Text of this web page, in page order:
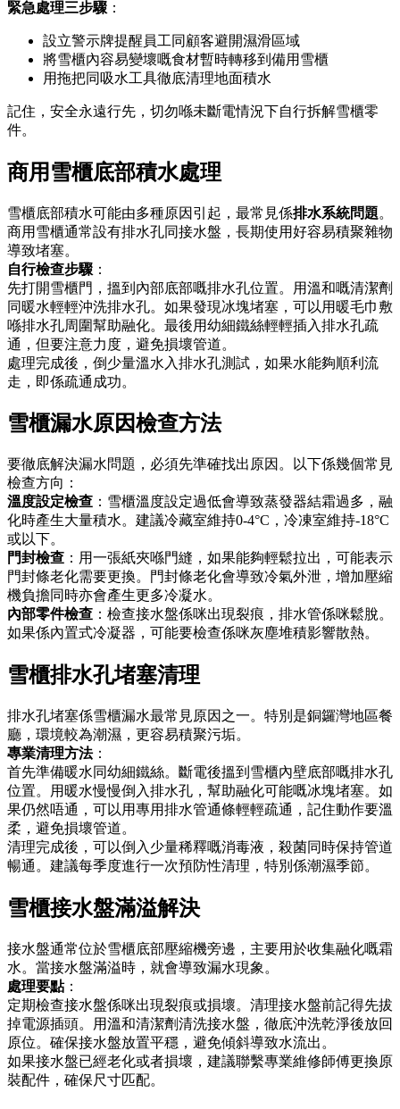
緊急處理三步驟 ：
設立警示牌提醒員工同顧客避開濕滑區域
將雪櫃內容易變壞嘅食材暫時轉移到備用雪櫃
用拖把同吸水工具徹底清理地面積水
記住，安全永遠行先，切勿喺未斷電情況下自行拆解雪櫃零
件。
商用雪櫃底部積水處理
雪櫃底部積水可能由多種原因引起，最常見係排水系統問題。
商用雪櫃通常設有排水孔同接水盤，長期使用好容易積聚雜物
導致堵塞。
自行檢查步驟 ：
先打開雪櫃門，搵到內部底部嘅排水孔位置。用溫和嘅清潔劑
同暖水輕輕沖洗排水孔。如果發現冰塊堵塞，可以用暖毛巾敷
喺排水孔周圍幫助融化。最後用幼細鐵絲輕輕插入排水孔疏
通，但要注意力度，避免損壞管道。
處理完成後，倒少量溫水入排水孔測試，如果水能夠順利流
走，即係疏通成功。
雪櫃漏水原因檢查方法
要徹底解決漏水問題，必須先準確找出原因。以下係幾個常見
檢查方向：
溫度設定檢查 ：雪櫃溫度設定過低會導致蒸發器結霜過多，融
化時產生大量積水。建議冷藏室維持0-4°C，冷凍室維持-18°C
或以下。
門封檢查 ：用一張紙夾喺門縫，如果能夠輕鬆拉出，可能表示
門封條老化需要更換。門封條老化會導致冷氣外泄，增加壓縮
機負擔同時亦會產生更多冷凝水。
內部零件檢查 ：檢查接水盤係咪出現裂痕，排水管係咪鬆脫。
如果係內置式冷凝器，可能要檢查係咪灰塵堆積影響散熱。
雪櫃排水孔堵塞清理
排水孔堵塞係雪櫃漏水最常見原因之一。特別是銅鑼灣地區餐
廳，環境較為潮濕，更容易積聚污垢。
專業清理方法：
首先準備暖水同幼細鐵絲。斷電後搵到雪櫃內壁底部嘅排水孔
位置。用暖水慢慢倒入排水孔，幫助融化可能嘅冰塊堵塞。如
果仍然唔通，可以用專用排水管通條輕輕疏通，記住動作要溫
柔，避免損壞管道。
清理完成後，可以倒入少量稀釋嘅消毒液，殺菌同時保持管道
暢通。建議每季度進行一次預防性清理，特別係潮濕季節。
雪櫃接水盤滿溢解決
接水盤通常位於雪櫃底部壓縮機旁邊，主要用於收集融化嘅霜
水。當接水盤滿溢時，就會導致漏水現象。
處理要點：
定期檢查接水盤係咪出現裂痕或損壞。清理接水盤前記得先拔
掉電源插頭。用溫和清潔劑清洗接水盤，徹底沖洗乾淨後放回
原位。確保接水盤放置平穩，避免傾斜導致水流出。
如果接水盤已經老化或者損壞，建議聯繫專業維修師傅更換原
裝配件，確保尺寸匹配。